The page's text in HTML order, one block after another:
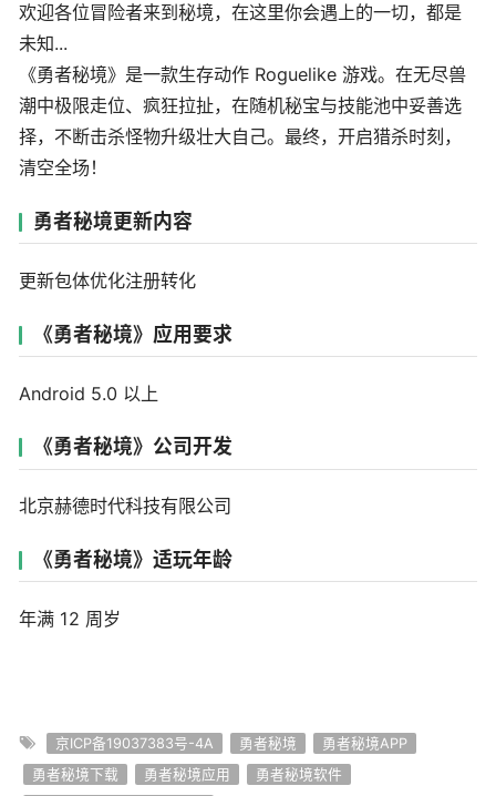
欢迎各位冒险者来到秘境，在这里你会遇上的一切，都是
未知...
《勇者秘境》是一款生存动作 Roguelike 游戏。在无尽兽
潮中极限走位、疯狂拉扯，在随机秘宝与技能池中妥善选
择，不断击杀怪物升级壮大自己。最终，开启猎杀时刻，
清空全场！
勇者秘境更新内容
更新包体优化注册转化
《勇者秘境》应用要求
Android 5.0 以上
《勇者秘境》公司开发
北京赫德时代科技有限公司
《勇者秘境》适玩年龄
年满 12 周岁
京ICP备19037383号-4A 勇者秘境
勇者秘境APP
勇者秘境下载
勇者秘境应用
勇者秘境软件